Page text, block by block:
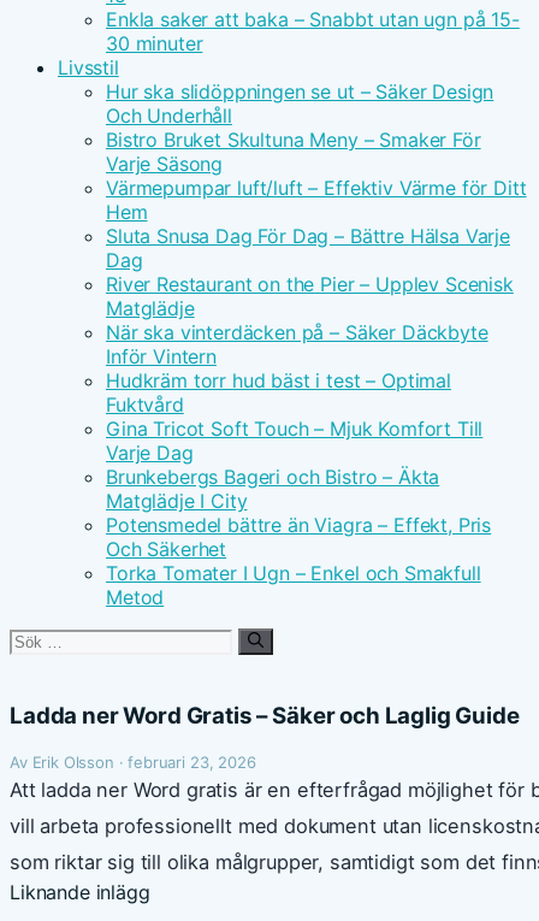
Enkla saker att baka – Snabbt utan ugn på 15-
30 minuter
Livsstil
Hur ska slidöppningen se ut – Säker Design
Och Underhåll
Bistro Bruket Skultuna Meny – Smaker För
Varje Säsong
Värmepumpar luft/luft – Effektiv Värme för Ditt
Hem
Sluta Snusa Dag För Dag – Bättre Hälsa Varje
Dag
River Restaurant on the Pier – Upplev Scenisk
Matglädje
När ska vinterdäcken på – Säker Däckbyte
Inför Vintern
Hudkräm torr hud bäst i test – Optimal
Fuktvård
Gina Tricot Soft Touch – Mjuk Komfort Till
Varje Dag
Brunkebergs Bageri och Bistro – Äkta
Matglädje I City
Potensmedel bättre än Viagra – Effekt, Pris
Och Säkerhet
Torka Tomater I Ugn – Enkel och Smakfull
Metod
Sök
Ladda ner Word Gratis – Säker och Laglig Guide
Av Erik Olsson · februari 23, 2026
Att ladda ner Word gratis är en efterfrågad möjlighet
vill arbeta professionellt med dokument utan
som riktar sig till olika målgrupper, samtidigt som det
Liknande inlägg